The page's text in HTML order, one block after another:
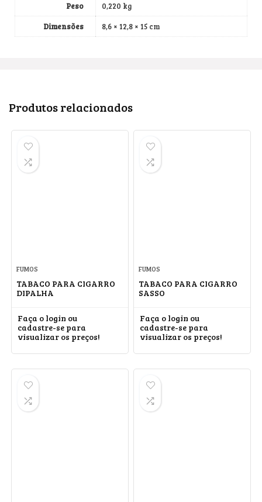
Peso
0,220 kg
Dimensões
8,6 × 12,8 × 15 cm
Produtos relacionados
FUMOS
TABACO PARA CIGARRO
DIPALHA
Faça o login ou
cadastre-se para
visualizar os preços!
FUMOS
TABACO PARA CIGARRO
SASSO
Faça o login ou
cadastre-se para
visualizar os preços!